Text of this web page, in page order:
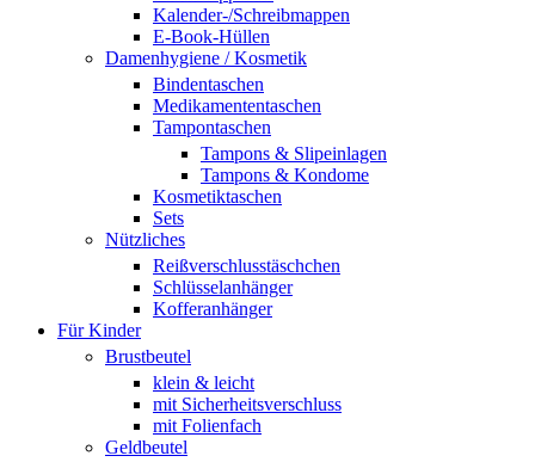
Kalender-/Schreibmappen
E-Book-Hüllen
Damenhygiene / Kosmetik
Bindentaschen
Medikamententaschen
Tampontaschen
Tampons & Slipeinlagen
Tampons & Kondome
Kosmetiktaschen
Sets
Nützliches
Reißverschlusstäschchen
Schlüsselanhänger
Kofferanhänger
Für Kinder
Brustbeutel
klein & leicht
mit Sicherheitsverschluss
mit Folienfach
Geldbeutel